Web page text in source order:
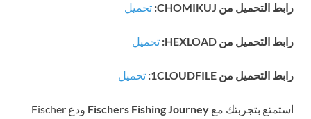
رابط التحميل من CHOMIKUJ: تحميل
رابط التحميل من HEXLOAD: تحميل
رابط التحميل من 1CLOUDFILE: تحميل
استمتع بتجربتك مع Fischers Fishing Journey
ودع Fischer